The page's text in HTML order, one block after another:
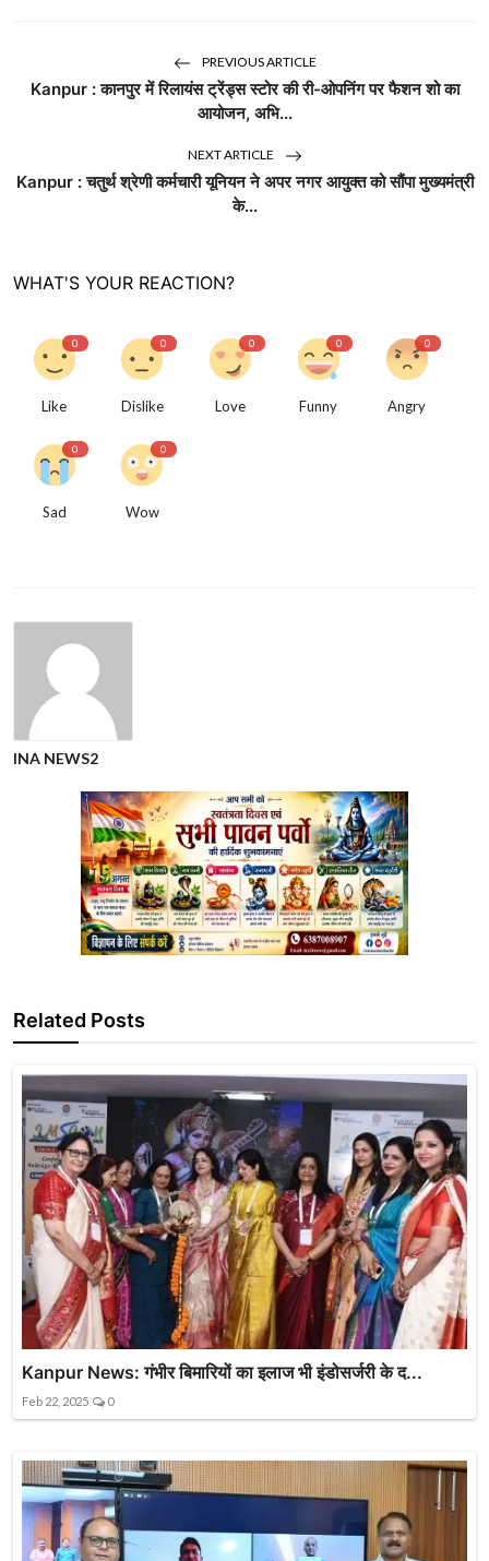
PREVIOUS ARTICLE
Kanpur : कानपुर में रिलायंस ट्रेंड्स स्टोर की री-ओपनिंग पर फैशन शो का
आयोजन, अभि...
NEXT ARTICLE
Kanpur : चतुर्थ श्रेणी कर्मचारी यूनियन ने अपर नगर आयुक्त को सौंपा मुख्यमंत्री
के...
WHAT'S YOUR REACTION?
0
Like
0
Dislike
0
Love
0
Funny
0
Angry
0
Sad
0
Wow
INA NEWS2
Related Posts
Kanpur News: गंभीर बिमारियों का इलाज भी इंडोसर्जरी के द...
Feb 22, 2025 0